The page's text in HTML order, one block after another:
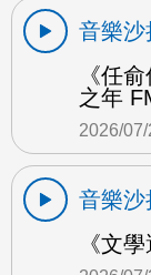
音樂沙
《任
之年
2026/07/
音樂沙
《文